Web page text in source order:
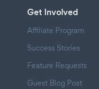
Get Involved
Affiliate Program
Success Stories
Feature Requests
Guest Blog Post